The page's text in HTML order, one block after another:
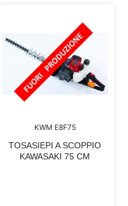
KWM E8F75
TOSASIEPI A SCOPPIO
KAWASAKI 75 CM